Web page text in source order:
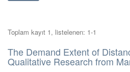
Toplam kayıt 1, listelenen: 1-1
The Demand Extent of
Qualitative Research from